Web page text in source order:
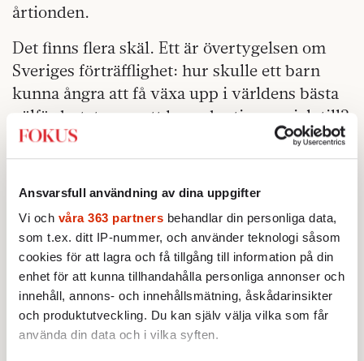
Ansvarsfull användning av dina uppgifter
Vi och våra 363 partners behandlar din personliga data,
som t.ex. ditt IP-nummer, och använder teknologi såsom
cookies för att lagra och få tillgång till information på din
enhet för att kunna tillhandahålla personliga annonser och
innehåll, annons- och innehållsmätning, åskådarinsikter
och produktutveckling. Du kan själv välja vilka som får
använda din data och i vilka syften.
årtionden.
Det finns flera skäl. Ett är övertygelsen om
Sveriges förträfflighet: hur skulle ett barn
kunna ångra att få växa upp i världens bästa
välfärdsstat, oavsett hur adoptionen gick till?
Ett annat är idén om kärnfamiljen som en
rättighet, även för dem som inte själva kan bli
gravida. Ett tredje är tanken att adoptioner är
en form av internationell solidaritet. Ett
fjärde att det lilla, homogena Sverige behöver
uppfostras till att se och acceptera att alla
människor inte är blonda och blåögda.